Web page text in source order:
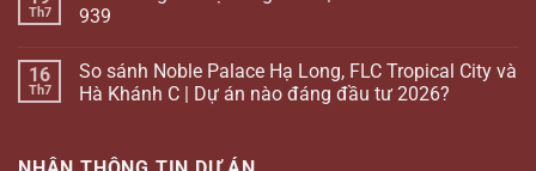
Th7
939
16
Th7
So sánh Noble Palace Hạ Long, FLC Tropical City và
Hà Khánh C | Dự án nào đáng đầu tư 2026?